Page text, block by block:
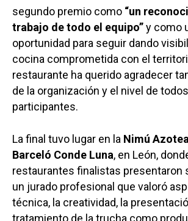
segundo premio como “un
trabajo de todo el equipo”y como
oportunidad para seguir dando
cocina comprometida con el
restaurante ha querido agradecer
de la organización y el nivel de
participantes.
La final tuvo lugar en la Nimú
Barceló Conde Luna, en León,
restaurantes finalistas presentaron
un jurado profesional que valoró
técnica, la creatividad, la
tratamiento de la trucha como